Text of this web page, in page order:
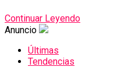
Continuar Leyendo
Anuncio
Últimas
Tendencias